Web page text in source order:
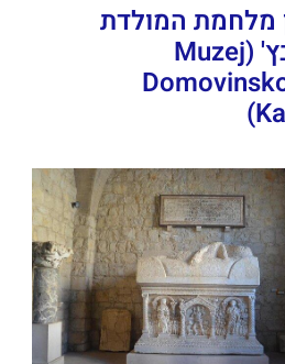
מלחמת המולדת
בקרלובץ' (Muzej